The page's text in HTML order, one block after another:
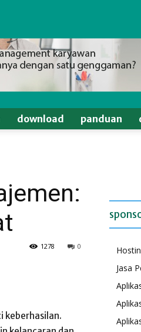
download panduan
0
1278
keberhasilan.
Jasa